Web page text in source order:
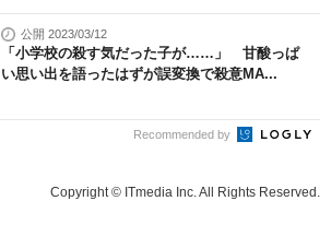
公開 2023/03/12
「小学校の殺す気だった子が……」 甘酸っぱ
い思い出を語ったはずが誤変換で殺意MA...
Recommended by
Copyright © ITmedia Inc. All Rights Reserved.